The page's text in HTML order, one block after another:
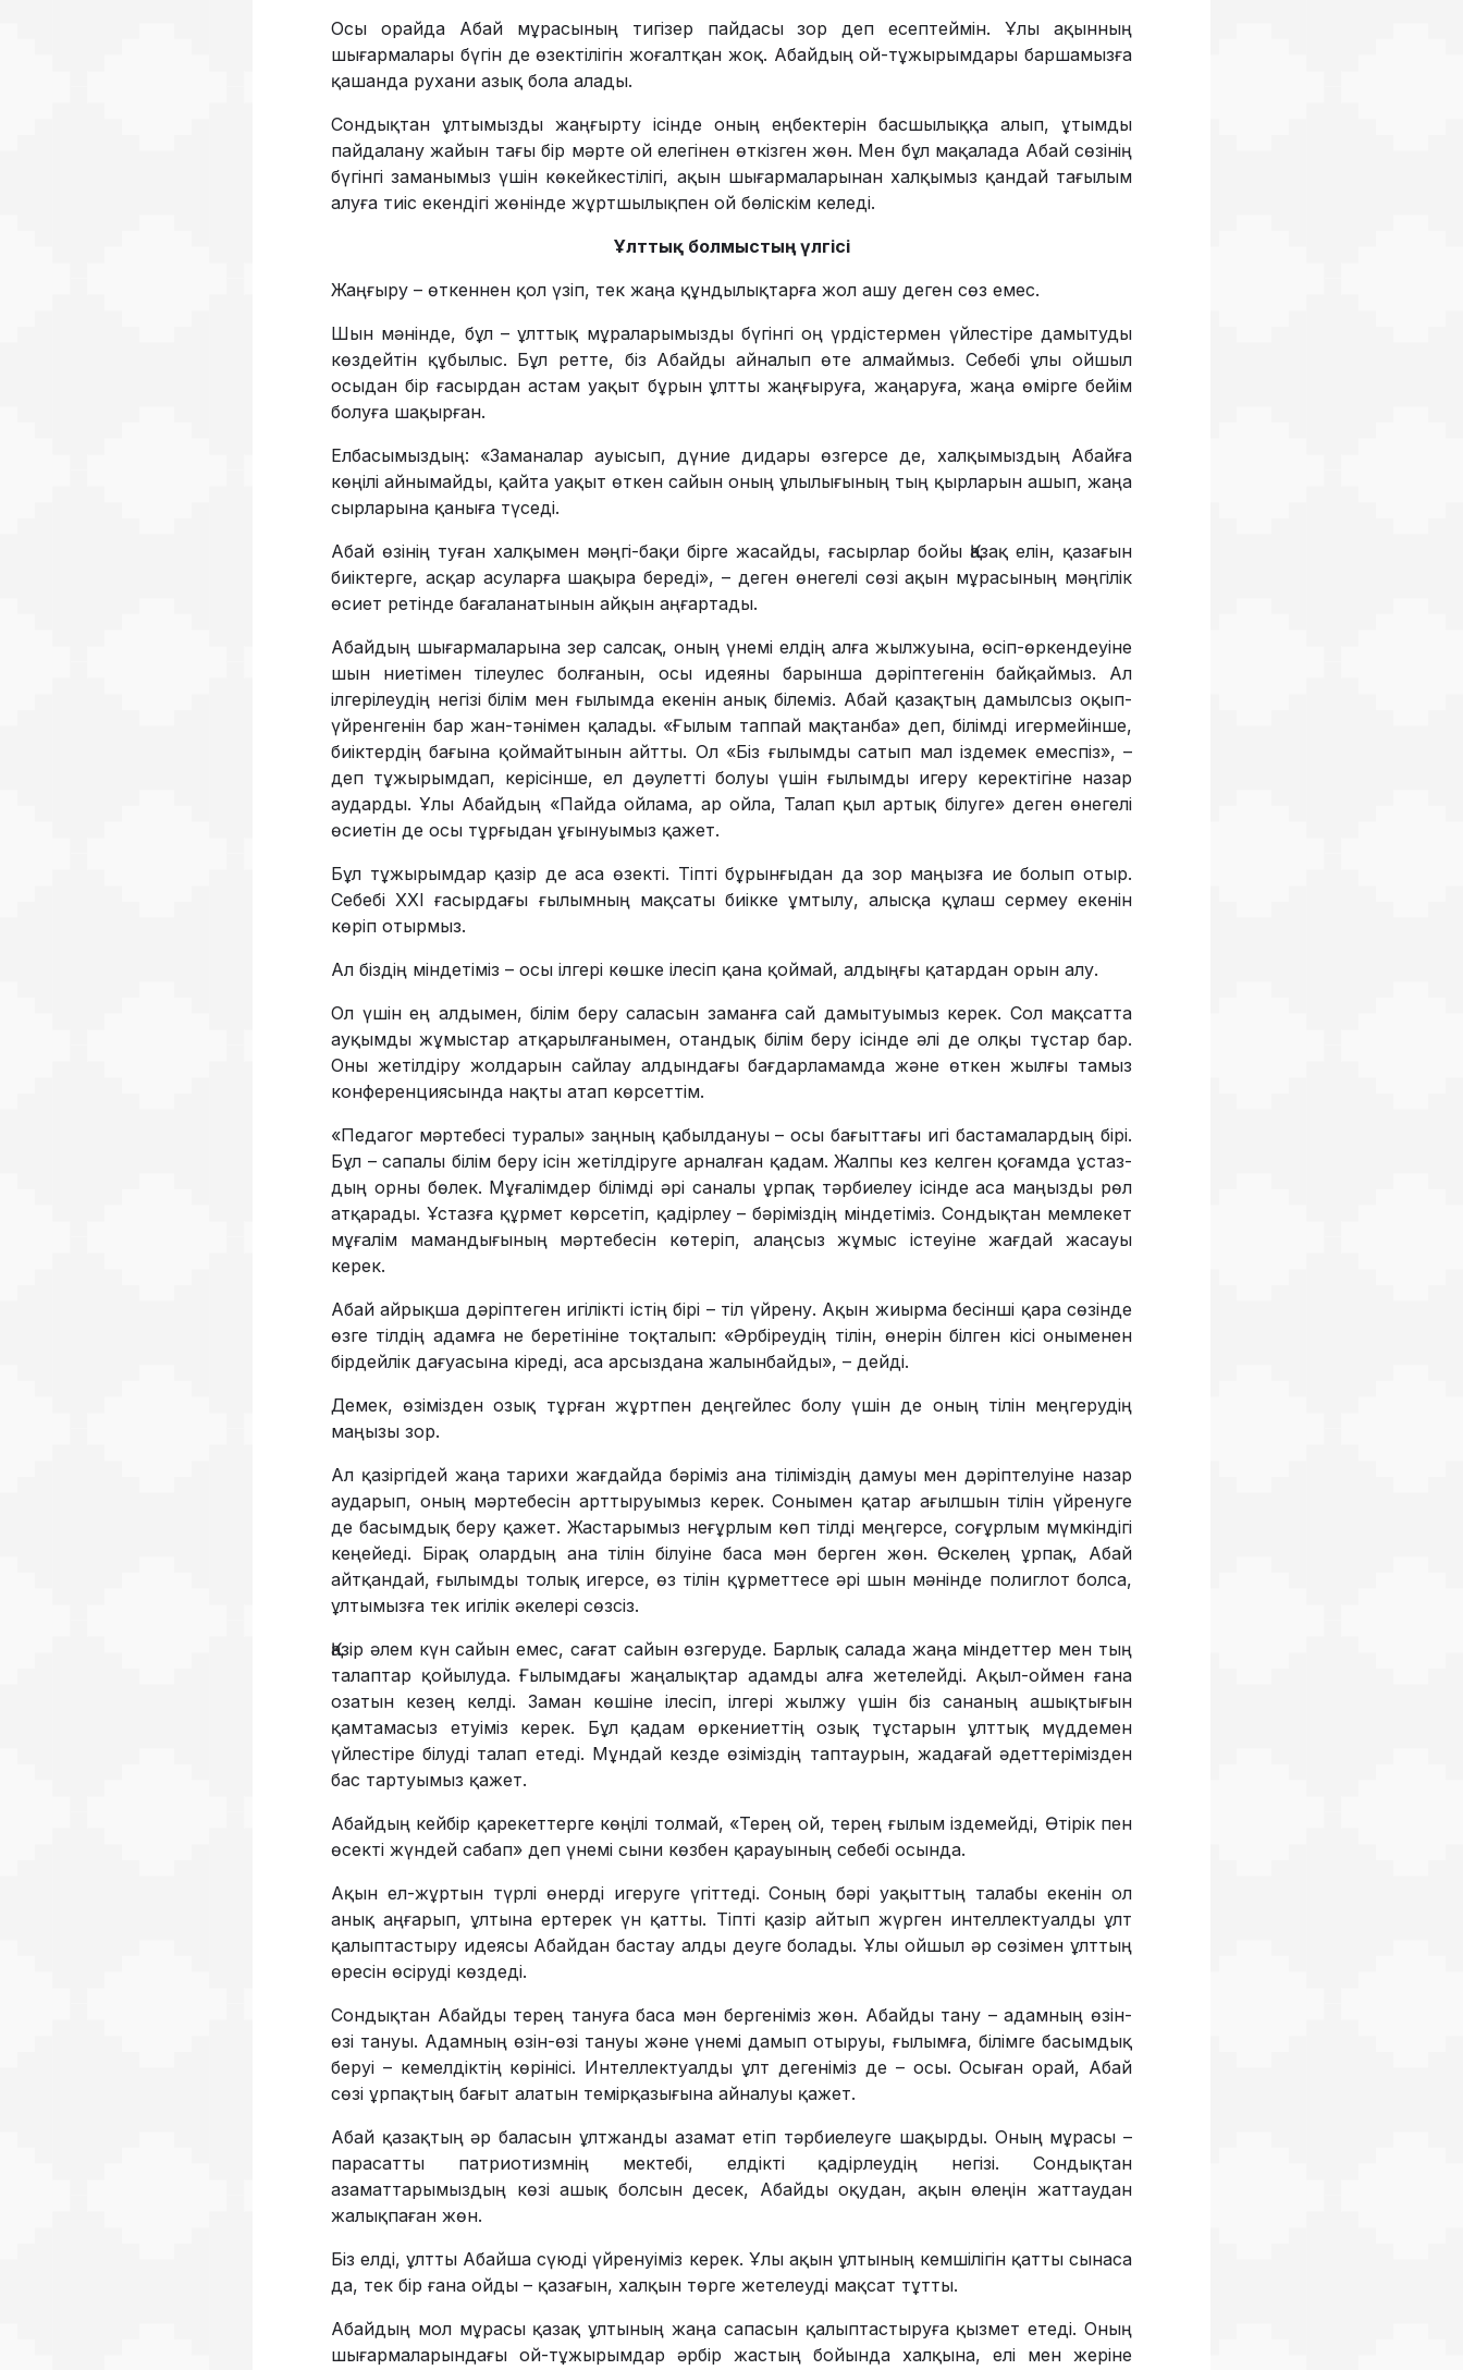
Осы орайда Абай мұрасының тигізер пайдасы зор деп есептеймін. Ұлы ақынның
шығармалары бү­гін де өзектілігін жоғалтқан жоқ. Абай­дың ой-тұжырымдары барша­мызға
қашанда рухани азық бола алады.
Сондықтан ұлтымызды жаңғыр­ту ісінде оның еңбектерін басшы­лыққа алып, ұтымды
пайдалану жайын тағы бір мәрте ой елегінен өткізген жөн. Мен бұл мақалада Абай сөзі­нің
бүгінгі заманымыз үшін көкей­кестілігі, ақын шығарма­лары­нан халқымыз қандай тағылым
алу­ға тиіс екендігі жөнінде жұртшы­лық­пен ой бөліскім келеді.
Ұлттық болмыстың үлгісі
Жаңғыру – өткеннен қол үзіп, тек жаңа құндылықтарға жол ашу деген сөз емес.
Шын мәнінде, бұл – ұлттық мұра­ларымызды бүгінгі оң үрдістермен үйлестіре дамытуды
көздейтін құбы­лыс. Бұл ретте, біз Абайды айналып өте алмаймыз. Себебі ұлы ойшыл
осыдан бір ғасырдан астам уақыт бұрын ұлтты жаңғыруға, жаңаруға, жаңа өмірге бейім
болуға шақырған.
Елбасымыздың: «Заманалар ауысып, дүние дидары өзгерсе де, хал­қы­мыздың Абайға
көңілі айнымайды, қайта уақыт өткен сайын оның ұлы­лығының тың қырларын ашып, жаңа
сырларына қаныға түседі.
Абай өзінің туған халқымен мәңгі-бақи бірге жасайды, ғасырлар бойы Қазақ елін, қазағын
биіктерге, асқар асу­ларға шақыра береді», – деген өнегелі сөзі ақын мұрасының мәңгілік
өсиет ретінде бағаланатынын айқын аңғартады.
Абайдың шығармаларына зер салсақ, оның үнемі елдің алға жылжуына, өсіп-өркендеуіне
шын ниетімен тілеулес болғанын, осы идеяны барынша дәріптегенін байқаймыз. Ал
ілгерілеудің негізі білім мен ғылымда екенін анық білеміз. Абай қазақтың дамылсыз оқып-
үйренгенін бар жан-тәнімен қалады. «Ғылым таппай мақтанба» деп, білімді игермейінше,
биіктердің бағына қоймайтынын айтты. Ол «Біз ғылымды сатып мал іздемек емес­піз», –
деп тұжырымдап, керісінше, ел дәулетті болуы үшін ғылымды игеру керектігіне назар
аударды. Ұлы Абай­дың «Пайда ойлама, ар ойла, Талап қыл артық білуге» деген өнегелі
өсиетін де осы тұрғыдан ұғынуымыз қажет.
Бұл тұжырымдар қазір де аса өзекті. Тіпті бұрынғыдан да зор маңызға ие болып отыр.
Себебі ХХІ ғасырдағы ғылымның мақсаты биікке ұмтылу, алысқа құлаш сермеу екенін
көріп отырмыз.
Ал біздің міндетіміз – осы ілгері көшке ілесіп қана қоймай, алдыңғы қатардан орын алу.
Ол үшін ең алдымен, білім беру саласын заманға сай дамытуымыз керек. Сол мақсатта
ауқымды жұмыстар атқа­рыл­ғанымен, отандық білім беру ісінде әлі де олқы тұстар бар.
Оны жетіл­діру жолдарын сайлау алдындағы бағдар­ламамда және өткен жылғы тамыз
конференциясында нақты атап көрсеттім.
«Педагог мәртебесі туралы» заңның қабылдануы – осы бағыттағы игі бас­тамалардың бірі.
Бұл – сапалы білім беру ісін жетілдіруге арналған қадам. Жалпы кез келген қоғамда ұстаз­
дың орны бөлек. Мұғалімдер білімді әрі саналы ұрпақ тәрбиелеу ісінде аса маңызды рөл
атқарады. Ұстазға құр­мет көрсетіп, қадірлеу – бәріміздің мін­де­тіміз. Сондықтан мемлекет
мұғалім мамандығының мәртебесін көтеріп, алаңсыз жұмыс істеуіне жағдай жасауы
керек.
Абай айрықша дәріптеген игілікті істің бірі – тіл үйрену. Ақын жиырма бесінші қара сөзінде
өзге тілдің адамға не беретініне тоқталып: «Әрбіреудің тілін, өнерін білген кісі оныменен
бірдейлік дағуасына кіреді, аса арсыздана жалынбайды», – дейді.
Демек, өзімізден озық тұрған жұрт­пен деңгейлес болу үшін де оның тілін меңгерудің
маңызы зор.
Ал қазіргідей жаңа тарихи жағ­дайда бәріміз ана тіліміздің дамуы мен дәріптелуіне назар
аударып, оның мәртебесін арттыруымыз керек. Сонымен қатар ағылшын тілін үйре­нуге
де басымдық беру қажет. Жаста­рымыз неғұрлым көп тілді меңгерсе, соғұрлым мүмкіндігі
кеңейеді. Бірақ олардың ана тілін білуіне баса мән берген жөн. Өскелең ұрпақ, Абай
айтқандай, ғылымды толық игерсе, өз тілін құрметтесе әрі шын мәнінде полиглот болса,
ұлтымызға тек игілік әкелері сөзсіз.
Қазір әлем күн сайын емес, сағат сайын өзгеруде. Барлық салада жаңа міндеттер мен тың
талаптар қойылуда. Ғылымдағы жаңалықтар адамды алға жетелейді. Ақыл-оймен ғана
озатын кезең келді. Заман көшіне ілесіп, ілгері жылжу үшін біз сананың ашықтығын
қамтамасыз етуіміз керек. Бұл қадам өркениеттің озық тұстарын ұлттық мүддемен
үйлестіре білуді талап етеді. Мұндай кезде өзіміздің таптаурын, жадағай әдеттерімізден
бас тартуымыз қажет.
Абайдың кейбір қарекеттерге көңілі толмай, «Терең ой, терең ғылым іздемейді, Өтірік пен
өсекті жүндей сабап» деп үнемі сыни көзбен қарауының себебі осында.
Ақын ел-жұртын түрлі өнерді игеруге үгіттеді. Соның бәрі уақыттың талабы екенін ол
анық аңғарып, ұлтына ертерек үн қатты. Тіпті қазір айтып жүрген интеллектуалды ұлт
қалыптастыру идеясы Абайдан бастау алды деуге болады. Ұлы ойшыл әр сөзімен ұлттың
өресін өсіруді көздеді.
Сондықтан Абайды терең тануға баса мән бергеніміз жөн. Абайды тану – адамның өзін-
өзі тануы. Адамның өзін-өзі тануы және үнемі дамып отыруы, ғылымға, білімге басымдық
беруі – кемелдіктің көрінісі. Интеллектуалды ұлт дегеніміз де – осы. Осыған орай, Абай
сөзі ұрпақтың бағыт алатын темірқазығына айналуы қажет.
Абай қазақтың әр баласын ұлт­жанды азамат етіп тәрбиелеуге ша­қыр­ды. Оның мұрасы –
парасатты пат­риотизмнің мектебі, елдікті қадірлеудің негізі. Сондықтан
азаматтарымыздың көзі ашық болсын десек, Абайды оқу­дан, ақын өлеңін жаттаудан
жалық­паған жөн.
Біз елді, ұлтты Абайша сүюді үйре­нуіміз керек. Ұлы ақын ұлтының кемшілігін қатты сынаса
да, тек бір ғана ойды – қазағын, халқын төрге жетелеуді мақсат тұтты.
Абайдың мол мұрасы қазақ ұлтының жаңа сапасын қалыптастыруға қызмет етеді. Оның
шығармаларындағы ой-тұжырымдар әрбір жастың бойында халқына, елі мен жеріне